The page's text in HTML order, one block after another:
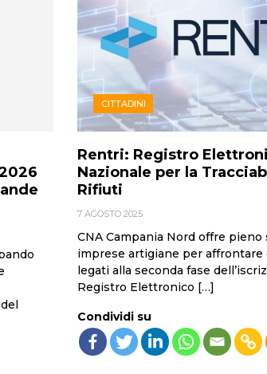
CITTADINI
Rentri: Registro
Nazionale per la
Rifiuti
7 AGOSTO 2025
CNA Campania Nord offre
imprese artigiane per
legati alla seconda fase
Registro Elettronico […]
Condividi su